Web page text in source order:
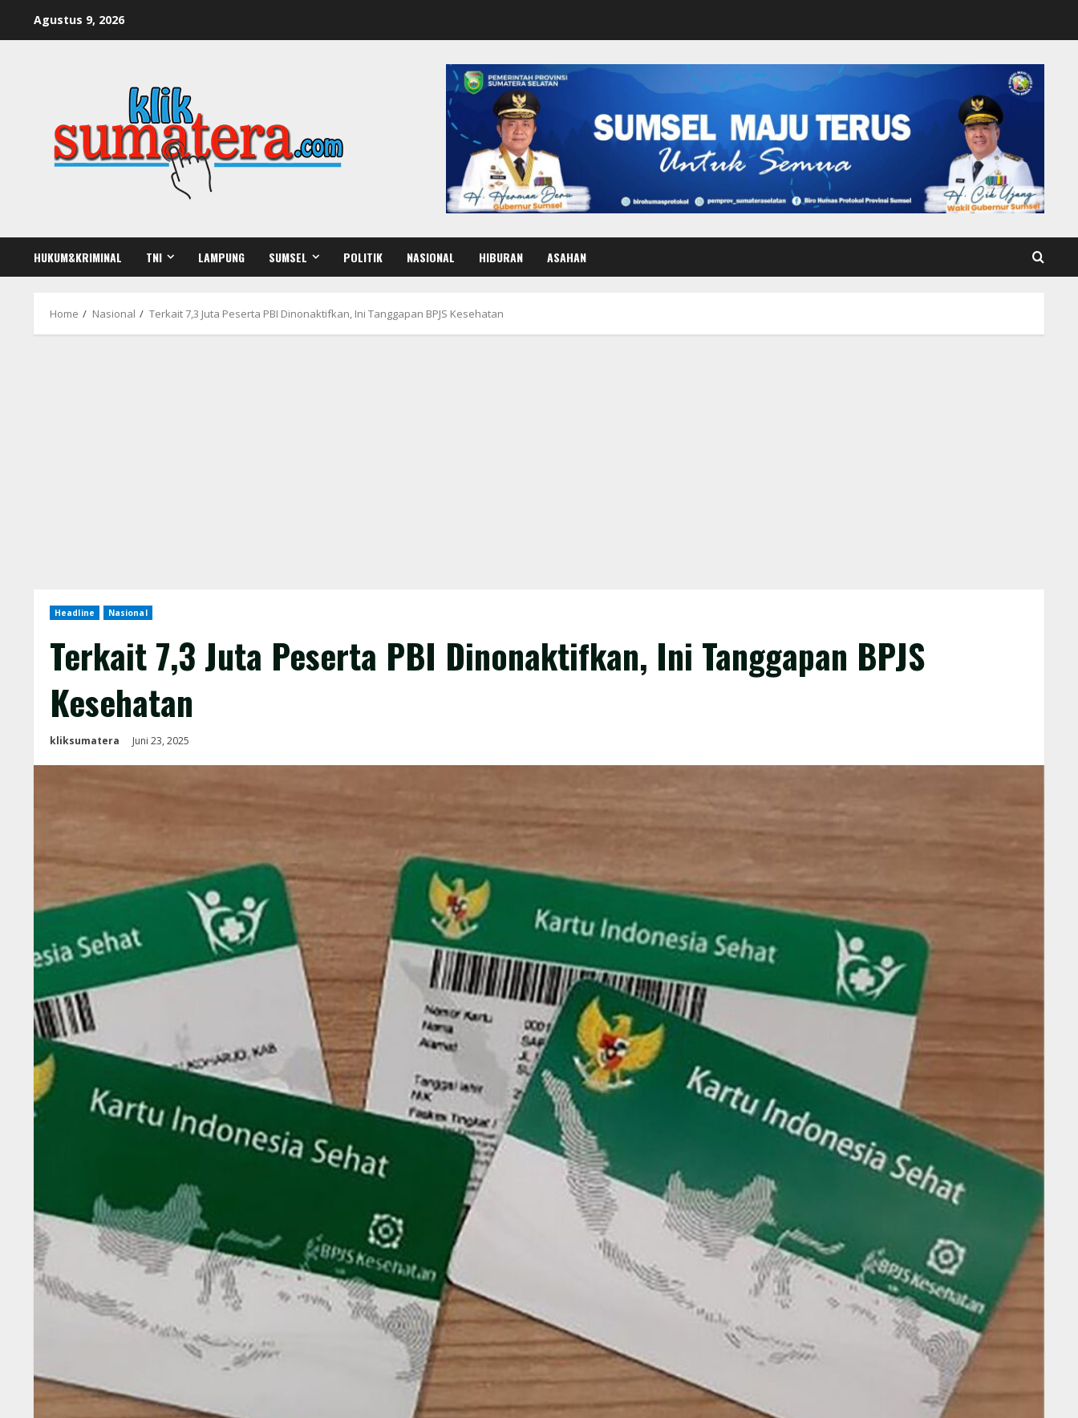
Agustus 9, 2026
HUKUM&KRIMINAL TNI LAMPUNG SUMSEL POLITIK NASIONAL HIBURAN ASAHAN
Home Nasional Terkait 7,3 Juta Peserta PBI Dinonaktifkan, Ini Tanggapan BPJS Kesehatan
Headline Nasional
Terkait 7,3 Juta Peserta PBI Dinonaktifkan, Ini Tanggapan BPJS
Kesehatan
kliksumatera Juni 23, 2025